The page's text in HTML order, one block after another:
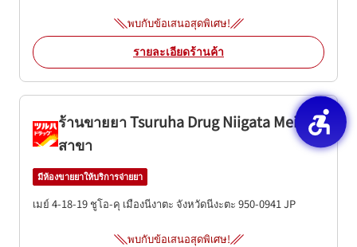
พบกับข้อเสนอสุดพิเศษ!
รายละเอียดร้านค้า
ร้านขายยา Tsuruha Drug Niigata Meike
สาขา
มีห้องขายยาให้บริการจ่ายยา
เมย์ 4-18-19 ชูโอ-คุ เมืองนีงาตะ จังหวัดนีงะตะ 950-0941JP
พบกับข้อเสนอสุดพิเศษ!